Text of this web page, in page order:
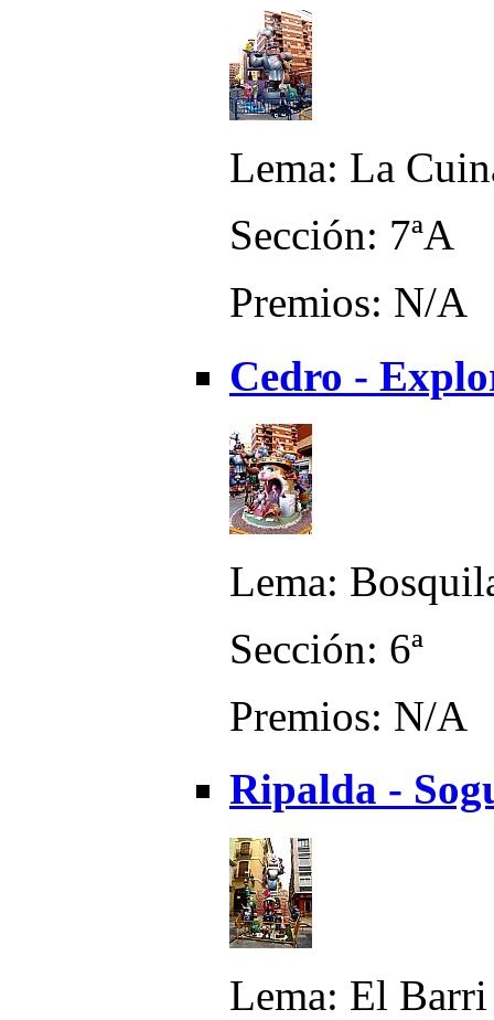
Lema: La
Sección: 7ªA
Premios: N/A
Cedro -
Lema:
Sección: 6ª
Premios: N/A
Ripalda -
Lema: El